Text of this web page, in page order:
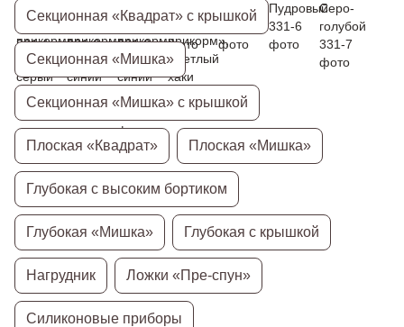
Секционная «Квадрат» с крышкой
Секционная «Мишка»
Секционная «Мишка» с крышкой
Плоская «Квадрат» Плоская «Мишка»
Глубокая с высоким бортиком
Глубокая «Мишка» Глубокая с крышкой
Нагрудник Ложки «Пре-спун»
Силиконовые приборы